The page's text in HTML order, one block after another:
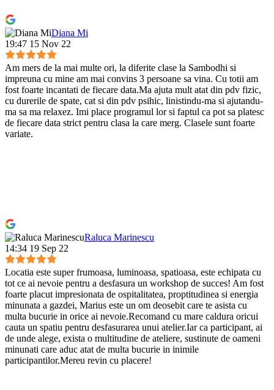
Diana Mi
19:47 15 Nov 22
Am mers de la mai multe ori, la diferite clase la Sambodhi si
impreuna cu mine am mai convins 3 persoane sa vina. Cu totii am
fost foarte incantati de fiecare data.Ma ajuta mult atat din pdv fizic,
cu durerile de spate, cat si din pdv psihic, linistindu-ma si ajutandu-
ma sa ma relaxez. Imi place programul lor si faptul ca pot sa platesc
de fiecare data strict pentru clasa la care merg. Clasele sunt foarte
variate.
Raluca Marinescu
14:34 19 Sep 22
Locatia este super frumoasa, luminoasa, spatioasa, este echipata cu
tot ce ai nevoie pentru a desfasura un workshop de succes! Am fost
foarte placut impresionata de ospitalitatea, proptitudinea si energia
minunata a gazdei, Marius este un om deosebit care te asista cu
multa bucurie in orice ai nevoie.Recomand cu mare caldura oricui
cauta un spatiu pentru desfasurarea unui atelier.Iar ca participant, ai
de unde alege, exista o multitudine de ateliere, sustinute de oameni
minunati care aduc atat de multa bucurie in inimile
participantilor.Mereu revin cu placere!